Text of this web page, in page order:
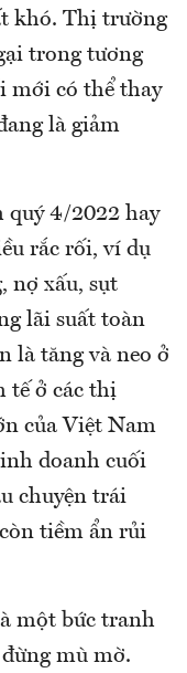
khó. Thị trường
trong tương
mới có thể thay
là giảm
quý 4/2022 hay
rắc rối, ví dụ
nợ xấu, sụt
lãi suất toàn
là tăng và neo ở
tế ở các thị
của Việt Nam
doanh cuối
chuyện trái
tiềm ẩn rủi
một bức tranh
mù mờ.